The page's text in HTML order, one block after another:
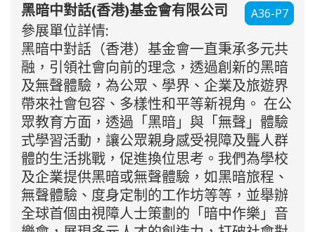
A36-P7
黑暗中對話(香港)基金會有限公司
參展單位詳情:
黑暗中對話（香港）基金會一直秉承多元共
融，引領社會向前的理念，透過創新的黑暗
及無聲體驗，為公眾、學界、企業及旅遊界
帶來社會包容、多樣性和平等新視角。 在公
眾教育方面，透過「黑暗」與「無聲」體驗
式學習活動，讓公眾親身感受視障及聾人群
體的生活挑戰，促進換位思考。我們為學校
及企業提供黑暗或無聲體驗，如黑暗旅程、
無聲體驗、度身定制的工作坊等等，並舉辦
全球首個由視障人士策劃的「暗中作樂」音